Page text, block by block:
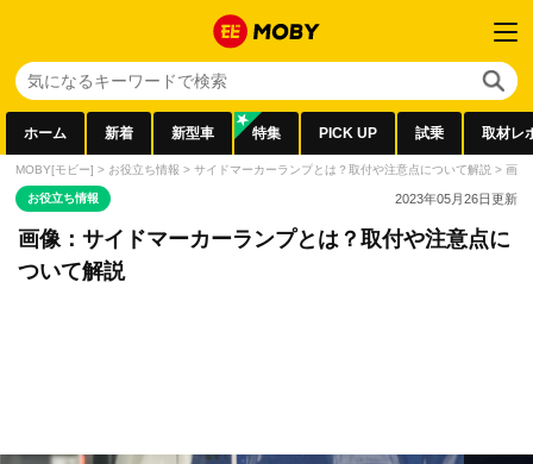
ホーム 新着 新型車 特集 PICK UP 試乗 取材レ
MOBY[モビー] > お役立ち情報 > サイドマーカーランプとは？取付や注意点について解説 > 画像
お役立ち情報 2023年05月26日更新
画像：サイドマーカーランプとは？取付や注意点に
ついて解説